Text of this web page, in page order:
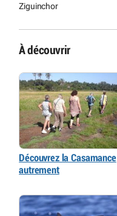
Ziguinchor
À découvrir
Découvrez la Casamance
autrement